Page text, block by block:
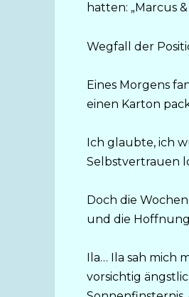
hatten: „Marcus
Wegfall der
Eines Morgens
einen Karton
Ich glaubte, ich
Selbstvertrauen
Doch die
und die
Ila… Ila sah
vorsichtig